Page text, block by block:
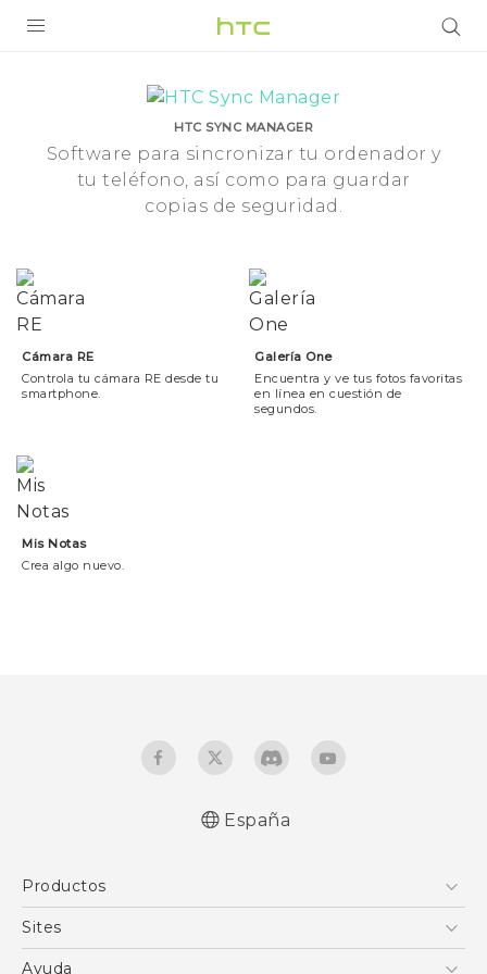
Camera
HTC
G REIGNS
SMARTPHONES
VIVERSE
Dispositivos y accesorios HTC
Iniciar sesión
HTC SYNC MANAGER
Software para sincronizar tu ordenador y
tu teléfono, así como para guardar
copias de seguridad.
Cámara RE
Controla tu cámara RE desde tu
smartphone.
Galería One
Encuentra y ve tus fotos favoritas
en línea en cuestión de
segundos.
Mis Notas
Crea algo nuevo.
España
Productos
Smartphones
Sites
HTC Vive
Ayuda